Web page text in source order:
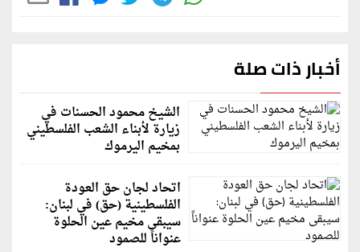
أخبار ذات صلة
الشيخ محمود الحسنات في
زيارة لأبناء الشعب الفلسطيني
بمخيم اليرموك
اتحاد لجان حق العودة
الفلسطينية (حق) في لبنان:
سيبقى مخيم عين الحلوة
عنواناً للصمود